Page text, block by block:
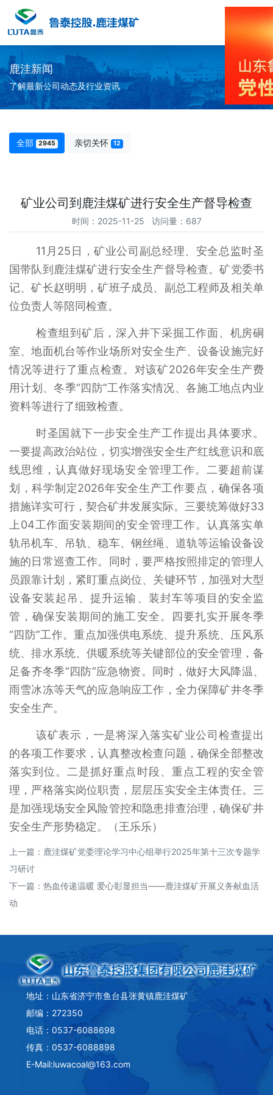
鹿洼新闻
了解最新公司动态及行业资讯
全部 2945 亲切关怀 12
矿业公司到鹿洼煤矿进行安全生产督导检查
时间：2025-11-25 访问量：687
11月25日，矿业公司副总经理、安全总监时圣
国带队到鹿洼煤矿进行安全生产督导检查。矿党委书
记、矿长赵明明，矿班子成员、副总工程师及相关单
位负责人等陪同检查。
检查组到矿后，深入井下采掘工作面、机房硐
室、地面机台等作业场所对安全生产、设备设施完好
情况等进行了重点检查。对该矿2026年安全生产费
用计划、冬季“四防”工作落实情况、各施工地点内业
资料等进行了细致检查。
时圣国就下一步安全生产工作提出具体要求。
一要提高政治站位，切实增强安全生产红线意识和底
线思维，认真做好现场安全管理工作。二要超前谋
划，科学制定2026年安全生产工作要点，确保各项
措施详实可行，契合矿井发展实际。三要统筹做好33
上04工作面安装期间的安全管理工作。认真落实单
轨吊机车、吊轨、稳车、钢丝绳、道轨等运输设备设
施的日常巡查工作。同时，要严格按照排定的管理人
员跟靠计划，紧盯重点岗位、关键环节，加强对大型
设备安装起吊、提升运输、装封车等项目的安全监
管，确保安装期间的施工安全。四要扎实开展冬季
“四防”工作。重点加强供电系统、提升系统、压风系
统、排水系统、供暖系统等关键部位的安全管理，备
足备齐冬季“四防”应急物资。同时，做好大风降温、
雨雪冰冻等天气的应急响应工作，全力保障矿井冬季
安全生产。
该矿表示，一是将深入落实矿业公司检查提出
的各项工作要求，认真整改检查问题，确保全部整改
落实到位。二是抓好重点时段、重点工程的安全管
理，严格落实岗位职责，层层压实安全主体责任。三
是加强现场安全风险管控和隐患排查治理，确保矿井
安全生产形势稳定。（王乐乐）
上一篇： 鹿洼煤矿党委理论学习中心组举行2025年第十三次专题学
习研讨
下一篇： 热血传递温暖 爱心彰显担当——鹿洼煤矿开展义务献血活
动
地址：山东省济宁市鱼台县张黄镇鹿洼煤矿
邮编：272350
电话：0537-6088698
传真：0537-6088898
E-Mail:luwacoal@163.com